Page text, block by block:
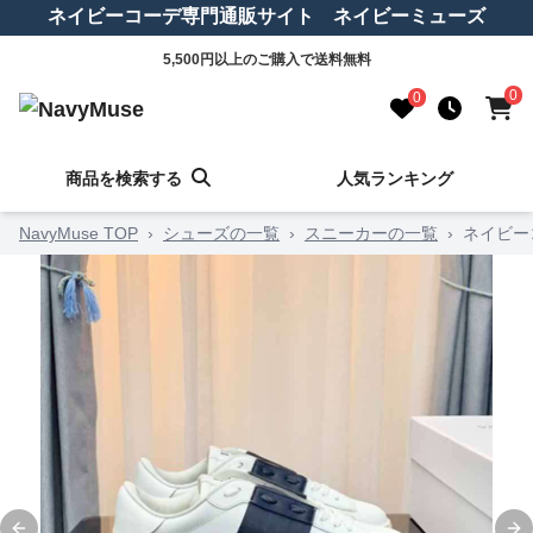
ネイビーコーデ専門通販サイト ネイビーミューズ
5,500円以上のご購入で送料無料
0 0
商品を検索する 人気ランキング
NavyMuse TOP › シューズの一覧 › スニーカーの一覧 › ネイビ